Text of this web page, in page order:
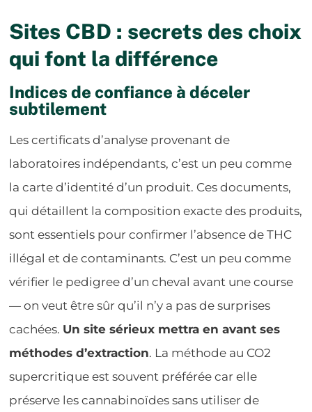
Sites CBD : secrets des choix
qui font la différence
Indices de confiance à déceler
subtilement
Les certificats d’analyse provenant de
laboratoires indépendants, c’est un peu comme
la carte d’identité d’un produit. Ces documents,
qui détaillent la composition exacte des produits,
sont essentiels pour confirmer l’absence de THC
illégal et de contaminants. C’est un peu comme
vérifier le pedigree d’un cheval avant une course
— on veut être sûr qu’il n’y a pas de surprises
cachées. Un site sérieux mettra en avant ses
méthodes d’extraction. La méthode au CO2
supercritique est souvent préférée car elle
préserve les cannabinoïdes sans utiliser de